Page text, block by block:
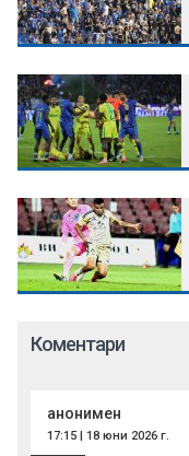
Коментари
анонимен
17:15 | 18 юни 2026 г.